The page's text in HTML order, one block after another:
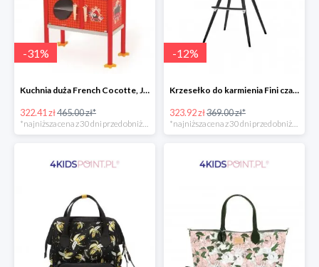
-31%
Kuchnia duża French Cocotte, Janod
322.41 zł465.00 zł*
-12%
Krzesełko do karmienia Fini czarne 2w1 Kinderkraft
323.92 zł369.00 zł*